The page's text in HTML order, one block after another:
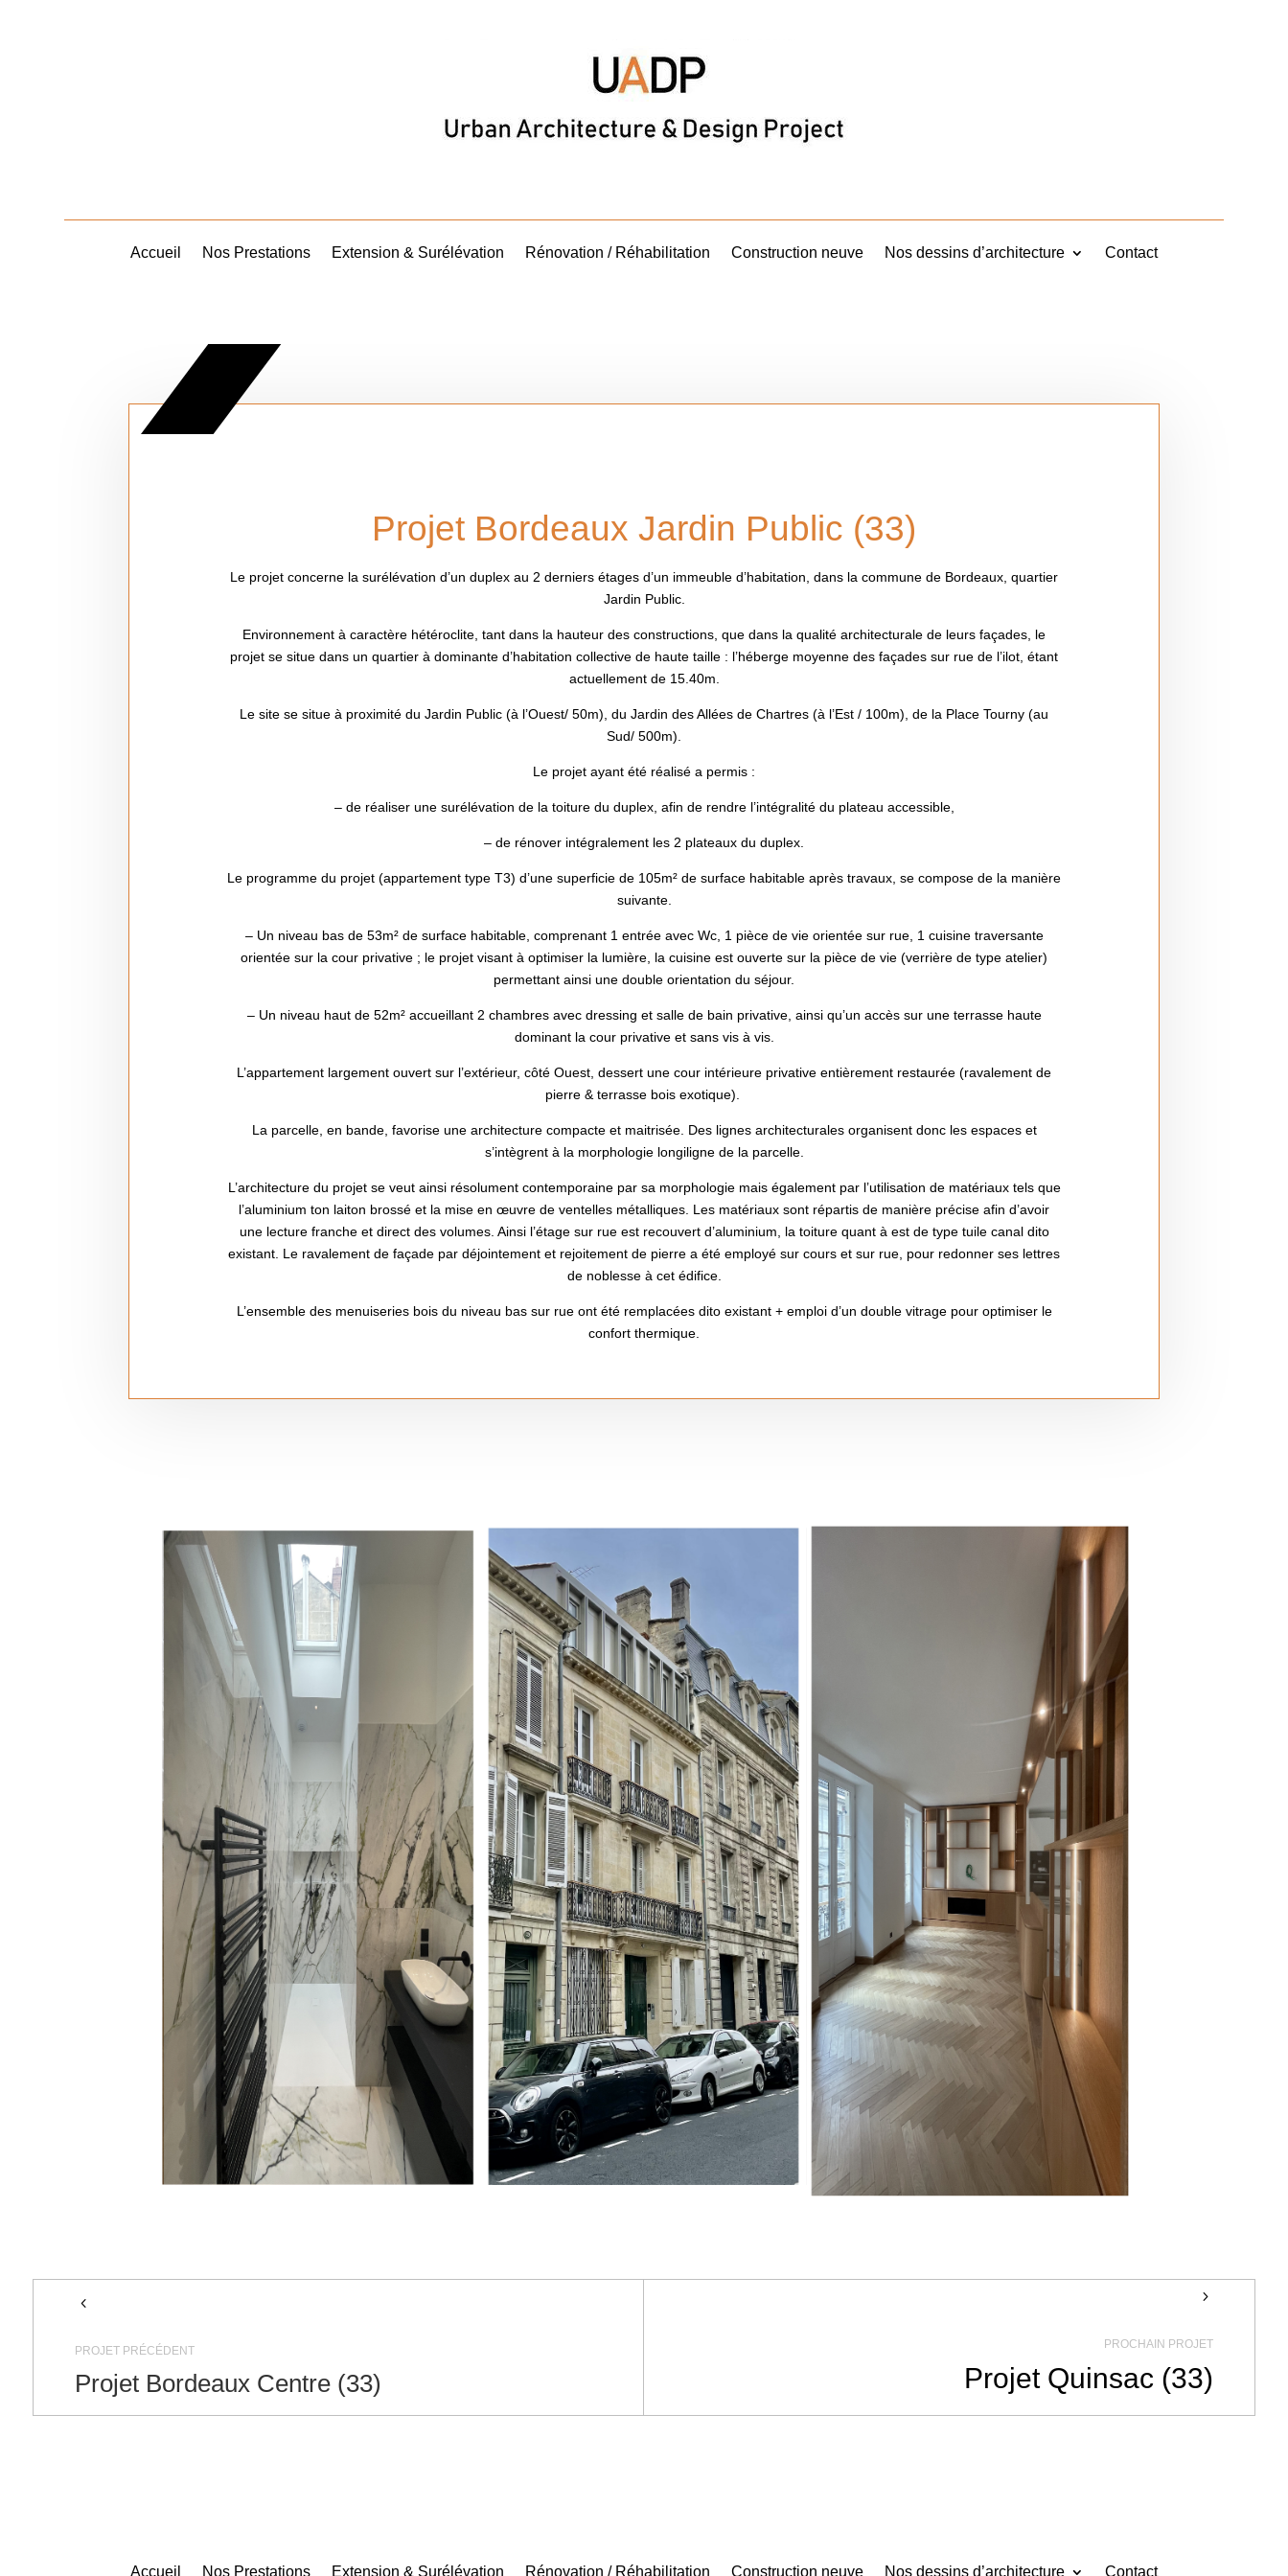
Accueil Nos Prestations Extension & Surélévation Rénovation / Réhabilitation Construction neuve Nos dessins d’architecture Contact
Projet Bordeaux Jardin Public (33)
Le projet concerne la surélévation d’un duplex au 2 derniers étages d’un immeuble d’habitation, dans la commune de Bordeaux, quartier
Jardin Public.
Environnement à caractère hétéroclite, tant dans la hauteur des constructions, que dans la qualité architecturale de leurs façades, le
projet se situe dans un quartier à dominante d’habitation collective de haute taille : l’héberge moyenne des façades sur rue de l’ilot, étant
actuellement de 15.40m.
Le site se situe à proximité du Jardin Public (à l’Ouest/ 50m), du Jardin des Allées de Chartres (à l’Est / 100m), de la Place Tourny (au
Sud/ 500m).
Le projet ayant été réalisé a permis :
– de réaliser une surélévation de la toiture du duplex, afin de rendre l’intégralité du plateau accessible,
– de rénover intégralement les 2 plateaux du duplex.
Le programme du projet (appartement type T3) d’une superficie de 105m² de surface habitable après travaux, se compose de la manière
suivante.
– Un niveau bas de 53m² de surface habitable, comprenant 1 entrée avec Wc, 1 pièce de vie orientée sur rue, 1 cuisine traversante
orientée sur la cour privative ; le projet visant à optimiser la lumière, la cuisine est ouverte sur la pièce de vie (verrière de type atelier)
permettant ainsi une double orientation du séjour.
– Un niveau haut de 52m² accueillant 2 chambres avec dressing et salle de bain privative, ainsi qu’un accès sur une terrasse haute
dominant la cour privative et sans vis à vis.
L’appartement largement ouvert sur l’extérieur, côté Ouest, dessert une cour intérieure privative entièrement restaurée (ravalement de
pierre & terrasse bois exotique).
La parcelle, en bande, favorise une architecture compacte et maitrisée. Des lignes architecturales organisent donc les espaces et
s’intègrent à la morphologie longiligne de la parcelle.
L’architecture du projet se veut ainsi résolument contemporaine par sa morphologie mais également par l’utilisation de matériaux tels que
l’aluminium ton laiton brossé et la mise en œuvre de ventelles métalliques. Les matériaux sont répartis de manière précise afin d’avoir
une lecture franche et direct des volumes. Ainsi l’étage sur rue est recouvert d’aluminium, la toiture quant à est de type tuile canal dito
existant. Le ravalement de façade par déjointement et rejoitement de pierre a été employé sur cours et sur rue, pour redonner ses lettres
de noblesse à cet édifice.
L’ensemble des menuiseries bois du niveau bas sur rue ont été remplacées dito existant + emploi d’un double vitrage pour optimiser le
confort thermique.
4
PROJET PRÉCÉDENT
Projet Bordeaux Centre (33)
5
PROCHAIN PROJET
Projet Quinsac (33)
Accueil Nos Prestations Extension & Surélévation Rénovation / Réhabilitation Construction neuve Nos dessins d’architecture Contact